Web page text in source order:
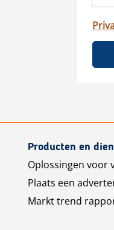
Producten en
Oplossingen voor
Plaats een
Markt trend